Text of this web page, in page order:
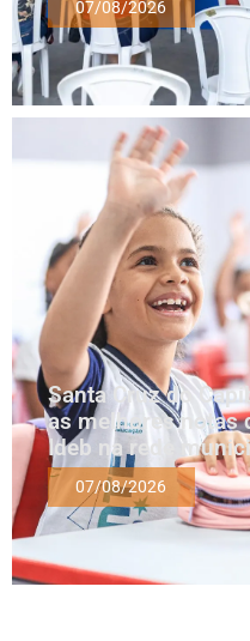
07/08/2026
Santa Cruz do
as melhores notas
Ideb na rede
07/08/2026